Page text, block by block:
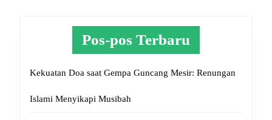
Pos-pos Terbaru
Kekuatan Doa saat Gempa Guncang Mesir: Renungan
Islami Menyikapi Musibah